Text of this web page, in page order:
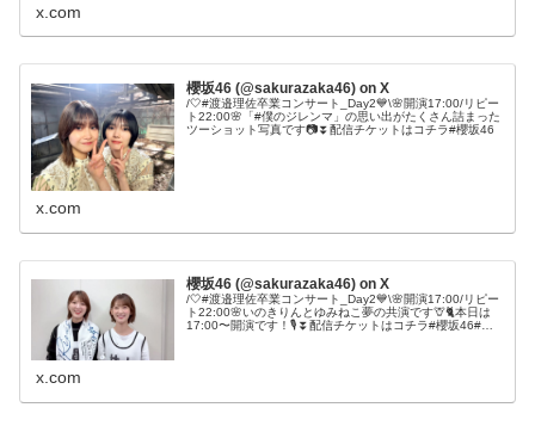
x.com
櫻坂46 (@sakurazaka46) on X
/🤍#渡邉理佐卒業コンサート_Day2💙\🌸開演17:00/リピー
ト22:00🌸「#僕のジレンマ」の思い出がたくさん詰まった
ツーショット写真です📷⏬配信チケットはコチラ#櫻坂46
x.com
櫻坂46 (@sakurazaka46) on X
/🤍#渡邉理佐卒業コンサート_Day2💙\🌸開演17:00/リピー
ト22:00🌸いのきりんとゆみねこ夢の共演です🦒🐈本日は
17:00〜開演です！🎙⏬配信チケットはコチラ#櫻坂46#井
x.com